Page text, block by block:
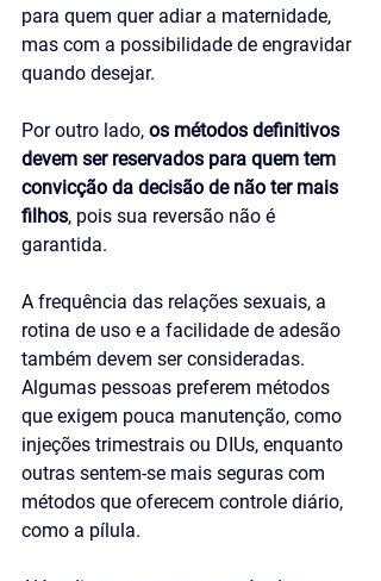
para quem quer adiar a maternidade,
mas com a possibilidade de engravidar
quando desejar.
Por outro lado, os métodos definitivos
devem ser reservados para quem tem
convicção da decisão de não ter mais
filhos, pois sua reversão não é
garantida.
A frequência das relações sexuais, a
rotina de uso e a facilidade de adesão
também devem ser consideradas.
Algumas pessoas preferem métodos
que exigem pouca manutenção, como
injeções trimestrais ou DIUs, enquanto
outras sentem-se mais seguras com
métodos que oferecem controle diário,
como a pílula.